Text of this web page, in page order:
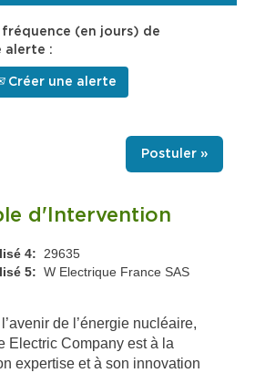
(en jours) de
alerte :
Créer une alerte
Postuler »
d'Intervention
4: 29635
5: W Electrique France SAS
de l’énergie nucléaire,
Electric Company est à la
expertise et à son innovation